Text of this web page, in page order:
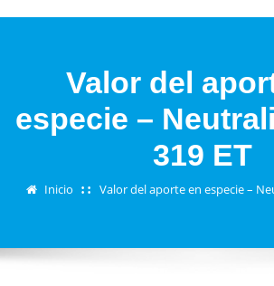
Valor del
especie –
319 ET
Inicio Valor del aporte en especie –